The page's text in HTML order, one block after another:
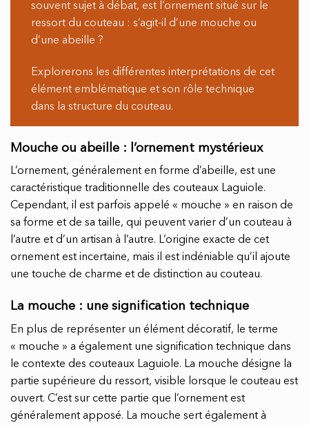
souvent sujet à débat, est l’ornement situé sur le
ressort du couteau : s’agit-il d’une mouche ou
d’une abeille ?
Explorerons les différentes interprétations de cet
élément emblématique et son rôle technique
dans la structure du couteau.
Mouche ou abeille : l’ornement mystérieux
L’ornement, généralement en forme d’abeille, est une
caractéristique traditionnelle des couteaux Laguiole.
Cependant, il est parfois appelé « mouche » en raison de
sa forme et de sa taille, qui peuvent varier d’un couteau à
l’autre et d’un artisan à l’autre. L’origine exacte de cet
ornement est incertaine, mais il est indéniable qu’il ajoute
une touche de charme et de distinction au couteau.
La mouche : une signification technique
En plus de représenter un élément décoratif, le terme
« mouche » a également une signification technique dans
le contexte des couteaux Laguiole. La mouche désigne la
partie supérieure du ressort, visible lorsque le couteau est
ouvert. C’est sur cette partie que l’ornement est
généralement apposé. La mouche sert également à